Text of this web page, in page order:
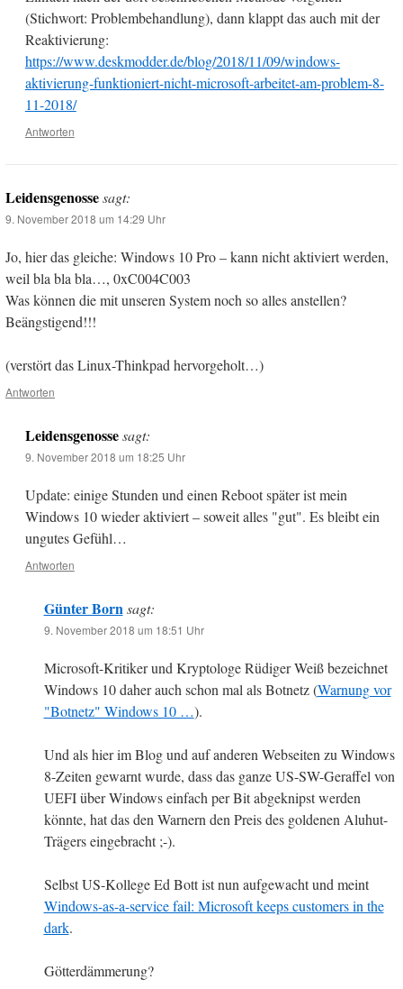
(Stichwort: Problembehandlung), dann klappt das auch mit der
Reaktivierung:
https://www.deskmodder.de/blog/2018/11/09/windows-
aktivierung-funktioniert-nicht-microsoft-arbeitet-am-problem-8-
11-2018/
Antworten
Leidensgenossesagt:
9. November 2018 um 14:29 Uhr
Jo, hier das gleiche: Windows 10 Pro – kann nicht aktiviert werden,
weil bla bla bla…, 0xC004C003
Was können die mit unseren System noch so alles anstellen?
Beängstigend!!!
(verstört das Linux-Thinkpad hervorgeholt…)
Antworten
Leidensgenosse sagt:
9. November 2018 um 18:25 Uhr
Update: einige Stunden und einen Reboot später ist mein
Windows 10 wieder aktiviert – soweit alles "gut". Es bleibt ein
ungutes Gefühl…
Antworten
Günter Born sagt:
9. November 2018 um 18:51 Uhr
Microsoft-Kritiker und Kryptologe Rüdiger Weiß bezeichnet
Windows 10 daher auch schon mal als Botnetz (Warnung vor
"Botnetz" Windows 10 …).
Und als hier im Blog und auf anderen Webseiten zu Windows
8-Zeiten gewarnt wurde, dass das ganze US-SW-Geraffel von
UEFI über Windows einfach per Bit abgeknipst werden
könnte, hat das den Warnern den Preis des goldenen Aluhut-
Trägers eingebracht ;-).
Selbst US-Kollege Ed Bott ist nun aufgewacht und meint
Windows-as-a-service fail: Microsoft keeps customers in the
dark.
Götterdämmerung?